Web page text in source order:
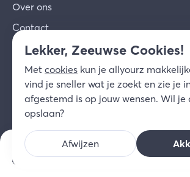
v.a. prijs/nacht
€ 122,10
Over ons
Contact
© 2026 allyourz b.v.
Privacy
Cookies Disclaimer
Lekker, Zeeuwse Cookies!
Met cookies kun je allyourz
vind je sneller wat je zoekt en zie je
afgestemd is op jouw wensen. Wil je
opslaan?
Afwijzen